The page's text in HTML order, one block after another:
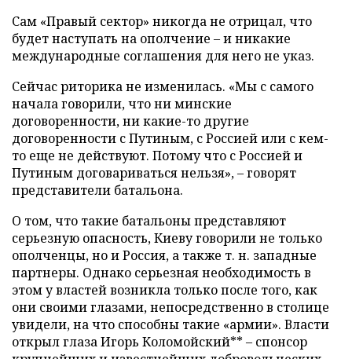
Сам «Правый сектор» никогда не отрицал, что
будет наступать на ополчение –и никакие
международные соглашения для него не указ.
Сейчас риторика не изменилась. «Мы с самого
начала говорили, что ни минские
договоренности, ни какие-то другие
договоренности с Путиным, с Россией или с кем-
то еще не действуют. Потому что с Россией и
Путиным договариваться нельзя», – говорят
представители батальона.
О том, что такие батальоны представляют
серьезную опасность, Киеву говорили не только
ополченцы, но и Россия, а также т. н. западные
партнеры. Однако серьезная необходимость в
этом у властей возникла только после того, как
они своими глазами, непосредственно в столице
увидели, на что способны такие «армии». Власти
открыл глаза Игорь Коломойский** – спонсор